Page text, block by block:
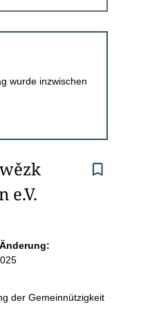
wurde inzwischen
e.V.
der Gemeinnützigkeit